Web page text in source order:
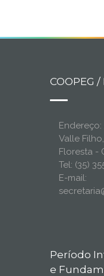
COOPEG /
Endereço:
Valle
Floresta -
Tel: (35)
E-mail:
Período
e